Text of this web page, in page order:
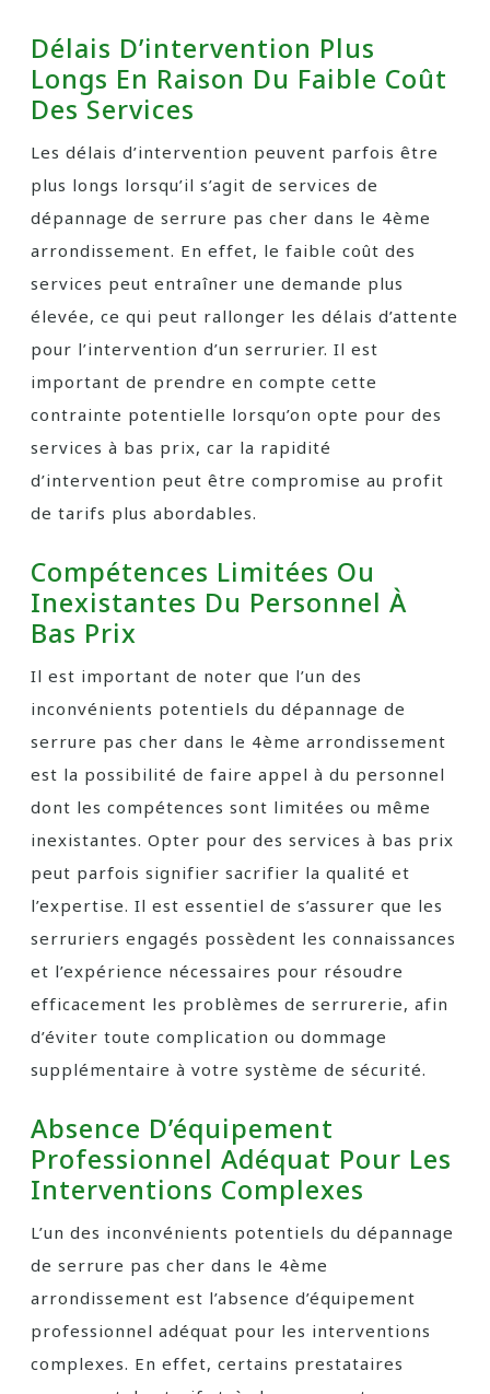
Délais D’intervention Plus
Longs En Raison Du Faible Coût
Des Services
Les délais d’intervention peuvent parfois être
plus longs lorsqu’il s’agit de services de
dépannage de serrure pas cher dans le 4ème
arrondissement. En effet, le faible coût des
services peut entraîner une demande plus
élevée, ce qui peut rallonger les délais d’attente
pour l’intervention d’un serrurier. Il est
important de prendre en compte cette
contrainte potentielle lorsqu’on opte pour des
services à bas prix, car la rapidité
d’intervention peut être compromise au profit
de tarifs plus abordables.
Compétences Limitées Ou
Inexistantes Du Personnel À
Bas Prix
Il est important de noter que l’un des
inconvénients potentiels du dépannage de
serrure pas cher dans le 4ème arrondissement
est la possibilité de faire appel à du personnel
dont les compétences sont limitées ou même
inexistantes. Opter pour des services à bas prix
peut parfois signifier sacrifier la qualité et
l’expertise. Il est essentiel de s’assurer que les
serruriers engagés possèdent les connaissances
et l’expérience nécessaires pour résoudre
efficacement les problèmes de serrurerie, afin
d’éviter toute complication ou dommage
supplémentaire à votre système de sécurité.
Absence D’équipement
Professionnel Adéquat Pour Les
Interventions Complexes
L’un des inconvénients potentiels du dépannage
de serrure pas cher dans le 4ème
arrondissement est l’absence d’équipement
professionnel adéquat pour les interventions
complexes. En effet, certains prestataires